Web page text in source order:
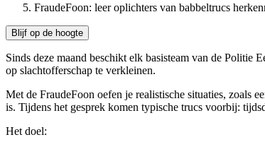
FraudeFoon: leer oplichters van babbeltrucs
Blijf op de hoogte
Sinds deze maand beschikt elk basisteam van de Politie
op slachtofferschap te verkleinen.
Met de FraudeFoon oefen je realistische situaties, zoals
is. Tijdens het gesprek komen typische trucs voorbij:
Het doel: